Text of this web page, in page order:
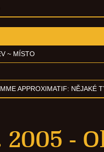
~ MÍSTO
APPROXIMATIF: NĚJAKÉ
2005 -